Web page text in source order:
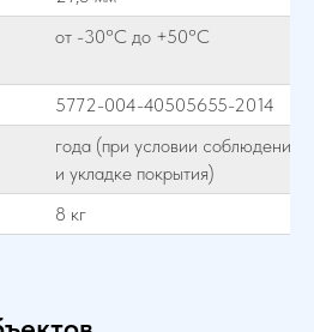
от -30°С до +50°С
5772-004-40505655-2014
года (при условии соблюдения
и укладке покрытия)
8 кг